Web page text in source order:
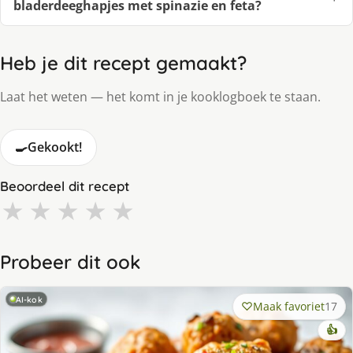
bladerdeeghapjes met spinazie en feta?
Heb je dit recept gemaakt?
Laat het weten — het komt in je kooklogboek te staan.
🍳Gekookt!
Beoordeel dit recept
★ ★ ★ ★ ★
Probeer dit ook
AI-kok Maak favoriet17
👍